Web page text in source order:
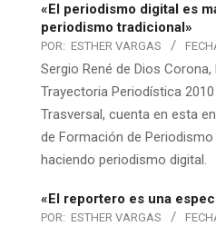
«El periodismo digital es
periodismo tradicional»
POR: ESTHER VARGAS
Sergio René de Dios
Trayectoria Periodística
Trasversal, cuenta en esta
de Formación de
haciendo periodismo digital.
«El reportero es una
POR: ESTHER VARGAS